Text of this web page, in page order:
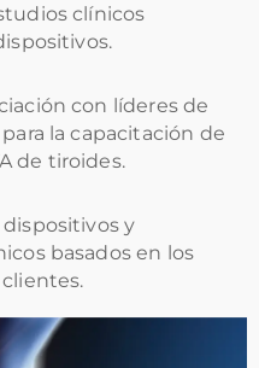
clínicos
con líderes de
la capacitación de
de tiroides.
y
basados en los